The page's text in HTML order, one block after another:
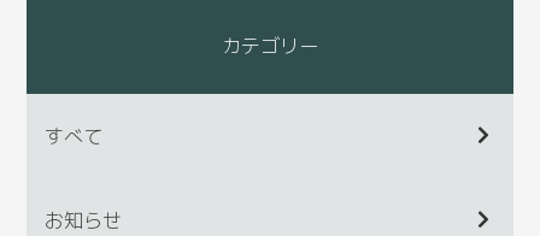
カテゴリー
すべて
お知らせ